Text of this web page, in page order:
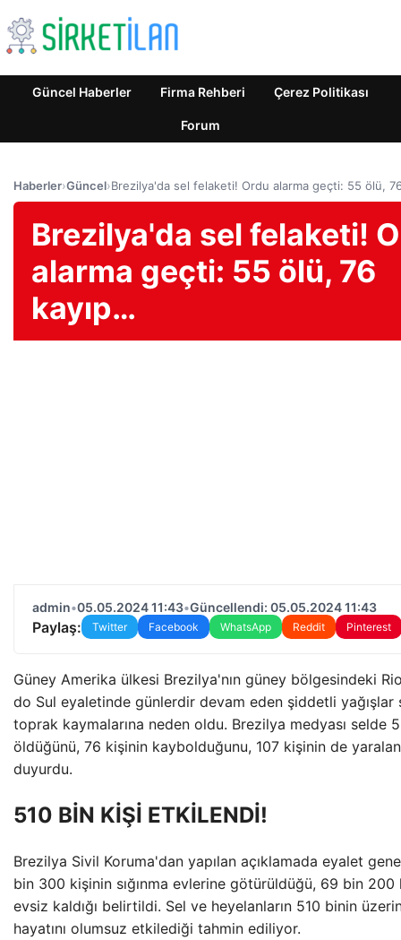
Güncel Haberler Firma Rehberi Çerez Politikası
Forum
Haberler›Güncel›Brezilya'da sel felaketi! Ordu alarma geçti: 55 ölü,
Brezilya'da sel felaketi!
alarma geçti: 55 ölü, 76
kayıp…
admin•05.05.2024 11:43•Güncellendi: 05.05.2024 11:43
Paylaş: Twitter Facebook WhatsApp Reddit Pinterest
Güney Amerika ülkesi Brezilya'nın güney bölgesindeki
do Sul eyaletinde günlerdir devam eden şiddetli yağışlar
toprak kaymalarına neden oldu. Brezilya medyası selde
öldüğünü, 76 kişinin kaybolduğunu, 107 kişinin de
duyurdu.
510 BİN KİŞİ ETKİLENDİ!
Brezilya Sivil Koruma'dan yapılan açıklamada eyalet
bin 300 kişinin sığınma evlerine götürüldüğü, 69 bin 200
evsiz kaldığı belirtildi. Sel ve heyelanların 510 binin
hayatını olumsuz etkilediği tahmin ediliyor.